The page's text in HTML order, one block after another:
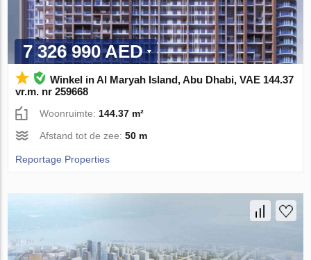
7 326 990 AED
Winkel in Al Maryah Island, Abu Dhabi, VAE 144.37
vr.m. nr 259668
Woonruimte: 144.37 m²
Afstand tot de zee:50 m
Reportage Properties